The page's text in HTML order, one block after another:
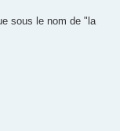
sous le nom de "la